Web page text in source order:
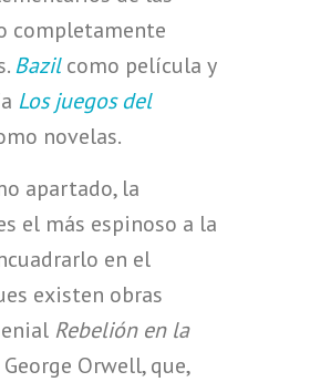
completamente
Bazilcomo película y
Los juegos del
novelas.
apartado, la
el más espinoso a la
en el
existen obras
Rebelión en la
George Orwell, que,